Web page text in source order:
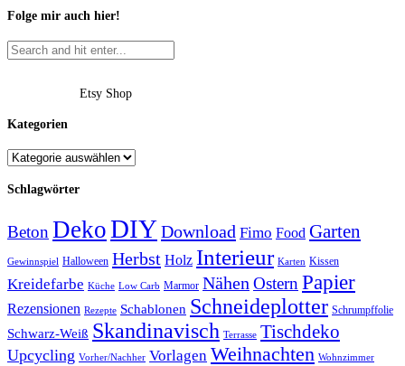
Folge mir auch hier!
Etsy Shop
Kategorien
Schlagwörter
Beton DekoDIYDownload Fimo Food Garten
Gewinnspiel Halloween Herbst Holz Interieur Karten Kissen
Kreidefarbe Küche Low Carb Marmor Nähen Ostern Papier
Rezensionen Rezepte Schablonen Schneideplotter Schrumpffolie
Schwarz-Weiß Skandinavisch Terrasse Tischdeko
Upcycling Vorher/Nachher Vorlagen Weihnachten Wohnzimmer